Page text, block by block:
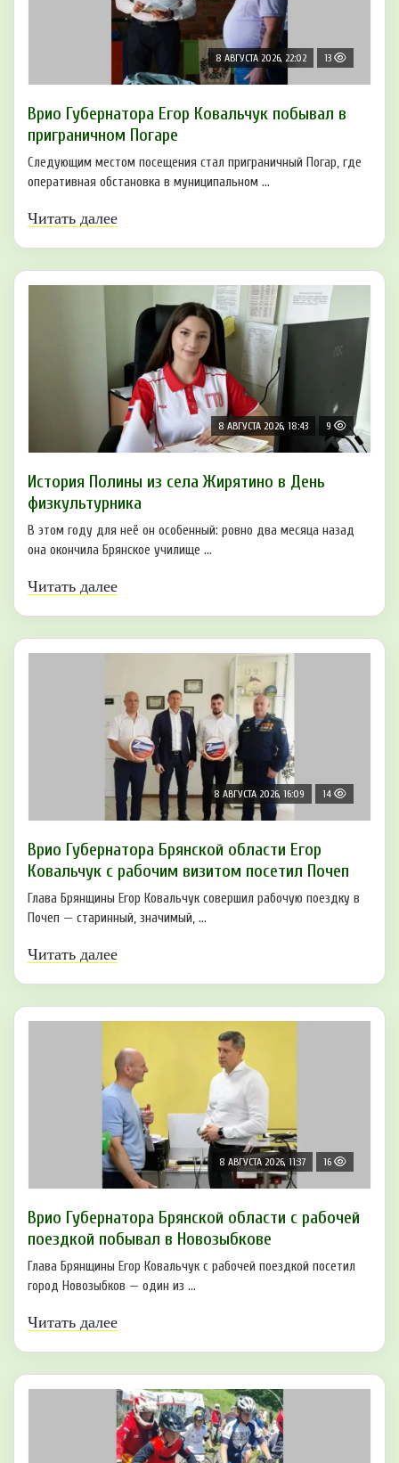
8 АВГУСТА 2026, 22:02 13
Врио Губернатора Егор Ковальчук побывал в
приграничном Погаре
Следующим местом посещения стал приграничный Погар, где
оперативная обстановка в муниципальном ...
Читать далее
8 АВГУСТА 2026, 18:43 9
История Полины из села Жирятино в День
физкультурника
В этом году для неё он особенный: ровно два месяца назад
она окончила Брянское училище ...
Читать далее
8 АВГУСТА 2026, 16:09 14
Врио Губернатора Брянской области Егор
Ковальчук с рабочим визитом посетил Почеп
Глава Брянщины Егор Ковальчук совершил рабочую поездку в
Почеп — старинный, значимый, ...
Читать далее
8 АВГУСТА 2026, 11:37 16
Врио Губернатора Брянской области с рабочей
поездкой побывал в Новозыбкове
Глава Брянщины Егор Ковальчук с рабочей поездкой посетил
город Новозыбков — один из ...
Читать далее